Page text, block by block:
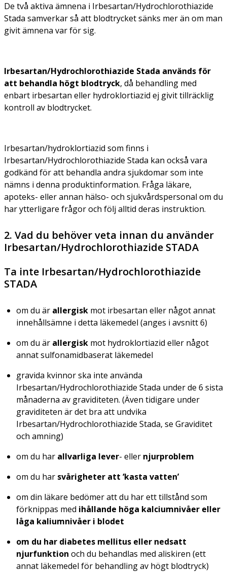
De två aktiva ämnena i Irbesartan/Hydrochlorothiazide
Stada samverkar så att blodtrycket sänks mer än om man
givit ämnena var för sig.
Irbesartan/Hydrochlorothiazide Stada används för
att behandla högt blodtryck, då behandling med
enbart irbesartan eller hydroklortiazid ej givit tillräcklig
kontroll av blodtrycket.
Irbesartan/hydroklortiazid som finns i
Irbesartan/Hydrochlorothiazide Stada kan också vara
godkänd för att behandla andra sjukdomar som inte
nämns i denna produktinformation. Fråga läkare,
apoteks- eller annan hälso- och sjukvårdspersonal om du
har ytterligare frågor och följ alltid deras instruktion.
2. Vad du behöver veta innan du använder
Irbesartan/Hydrochlorothiazide STADA
Ta inte Irbesartan/Hydrochlorothiazide
STADA
om du är allergisk mot irbesartan eller något annat
innehållsämne i detta läkemedel (anges i avsnitt 6)
om du är allergisk mot hydroklortiazid eller något
annat sulfonamidbaserat läkemedel
gravida kvinnor ska inte använda
Irbesartan/Hydrochlorothiazide Stada under de 6 sista
månaderna av graviditeten. (Även tidigare under
graviditeten är det bra att undvika
Irbesartan/Hydrochlorothiazide Stada, se Graviditet
och amning)
om du har allvarliga lever- eller njurproblem
om du har svårigheter att ‘kasta vatten’
om din läkare bedömer att du har ett tillstånd som
förknippas med ihållande höga kalciumnivåer eller
låga kaliumnivåer i blodet
om du har diabetes mellitus eller nedsatt
njurfunktion och du behandlas med aliskiren (ett
annat läkemedel för behandling av högt blodtryck)